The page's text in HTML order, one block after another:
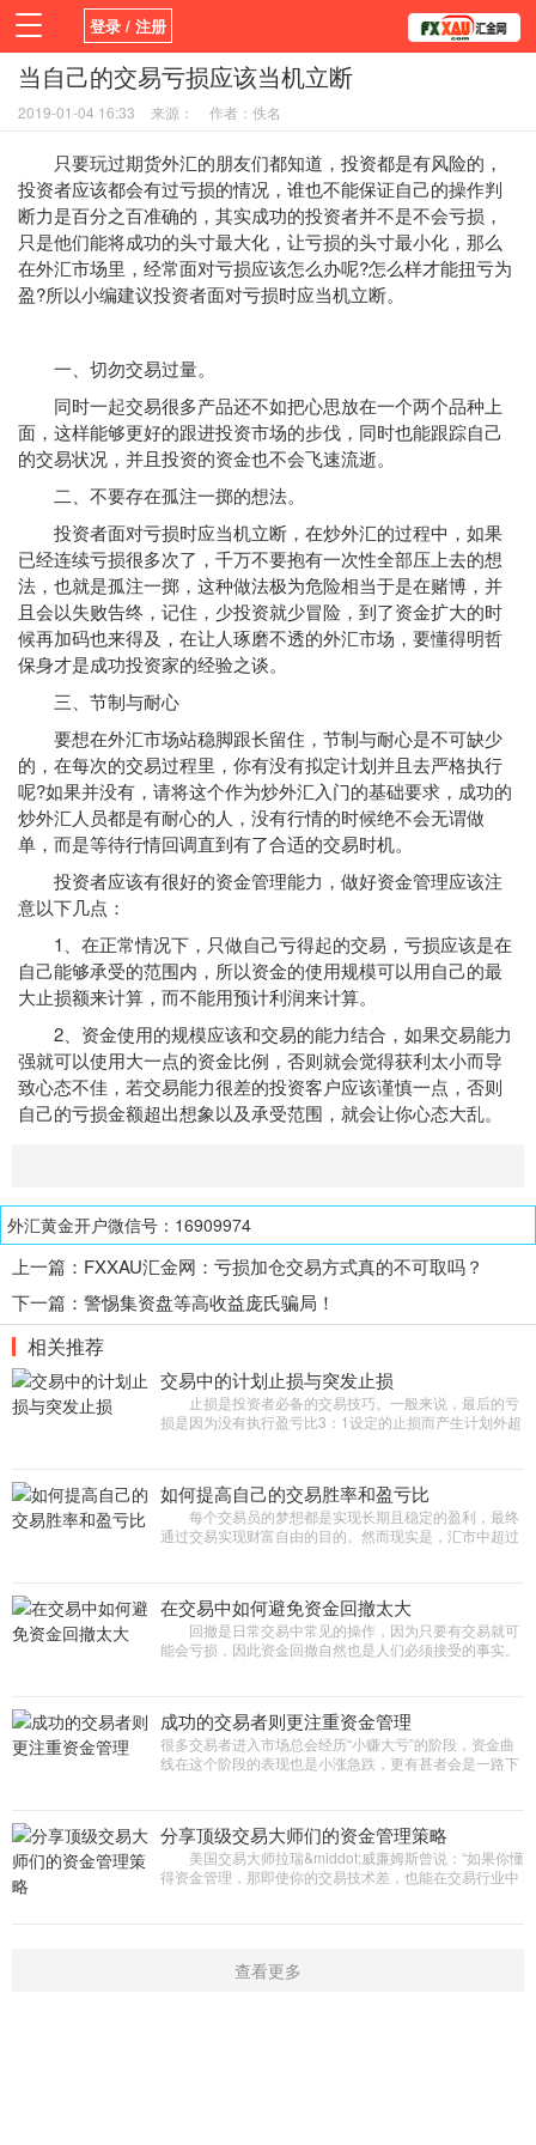
登录 / 注册
首页 新闻 观点
平台
指标EA 书籍
当自己的交易亏损应该当机立断
2019-01-04 16:33 来源： 作者：佚名
只要玩过期货外汇的朋友们都知道，投资都是有风险的，
投资者应该都会有过亏损的情况，谁也不能保证自己的操作判
断力是百分之百准确的，其实成功的投资者并不是不会亏损，
只是他们能将成功的头寸最大化，让亏损的头寸最小化，那么
在外汇市场里，经常面对亏损应该怎么办呢?怎么样才能扭亏为
盈?所以小编建议投资者面对亏损时应当机立断。
一、切勿交易过量。
同时一起交易很多产品还不如把心思放在一个两个品种上
面，这样能够更好的跟进投资市场的步伐，同时也能跟踪自己
的交易状况，并且投资的资金也不会飞速流逝。
二、不要存在孤注一掷的想法。
投资者面对亏损时应当机立断，在炒外汇的过程中，如果
已经连续亏损很多次了，千万不要抱有一次性全部压上去的想
法，也就是孤注一掷，这种做法极为危险相当于是在赌博，并
且会以失败告终，记住，少投资就少冒险，到了资金扩大的时
候再加码也来得及，在让人琢磨不透的外汇市场，要懂得明哲
保身才是成功投资家的经验之谈。
三、节制与耐心
要想在外汇市场站稳脚跟长留住，节制与耐心是不可缺少
的，在每次的交易过程里，你有没有拟定计划并且去严格执行
呢?如果并没有，请将这个作为炒外汇入门的基础要求，成功的
炒外汇人员都是有耐心的人，没有行情的时候绝不会无谓做
单，而是等待行情回调直到有了合适的交易时机。
投资者应该有很好的资金管理能力，做好资金管理应该注
意以下几点：
1、在正常情况下，只做自己亏得起的交易，亏损应该是在
自己能够承受的范围内，所以资金的使用规模可以用自己的最
大止损额来计算，而不能用预计利润来计算。
2、资金使用的规模应该和交易的能力结合，如果交易能力
强就可以使用大一点的资金比例，否则就会觉得获利太小而导
致心态不佳，若交易能力很差的投资客户应该谨慎一点，否则
自己的亏损金额超出想象以及承受范围，就会让你心态大乱。
外汇黄金开户微信号：16909974
上一篇： FXXAU汇金网：亏损加仓交易方式真的不可取吗？
下一篇： 警惕集资盘等高收益庞氏骗局！
相关推荐
交易中的计划止损与突发止损
止损是投资者必备的交易技巧。一般来说，最后的亏
损是因为没有执行盈亏比3：1设定的止损而产生计划外超
如何提高自己的交易胜率和盈亏比
每个交易员的梦想都是实现长期且稳定的盈利，最终
通过交易实现财富自由的目的。然而现实是，汇市中超过
在交易中如何避免资金回撤太大
回撤是日常交易中常见的操作，因为只要有交易就可
能会亏损，因此资金回撤自然也是人们必须接受的事实。
成功的交易者则更注重资金管理
很多交易者进入市场总会经历“小赚大亏”的阶段，资金曲
线在这个阶段的表现也是小涨急跌，更有甚者会是一路下
分享顶级交易大师们的资金管理策略
美国交易大师拉瑞&middot;威廉姆斯曾说：“如果你懂
得资金管理，那即使你的交易技术差，也能在交易行业中
查看更多